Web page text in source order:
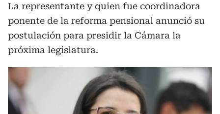
La representante y quien fue coordinadora
ponente de la reforma pensional anunció su
postulación para presidir la Cámara la
próxima legislatura.